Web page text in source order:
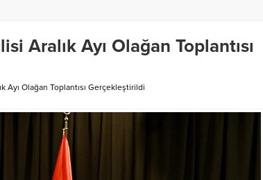
Aralık Ayı Olağan Toplantısı
Ayı Olağan Toplantısı Gerçekleştirildi